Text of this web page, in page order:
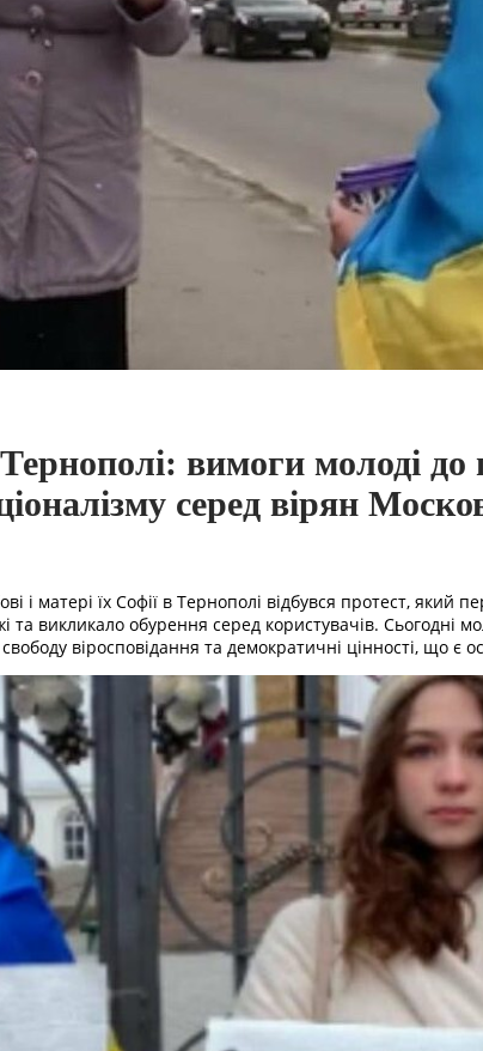
вимоги молоді до
серед вірян
і матері їх Софії в Тернополі відбувся протест,
викликало обурення серед користувачів. Сьогодні
віросповідання та демократичні цінності, що є